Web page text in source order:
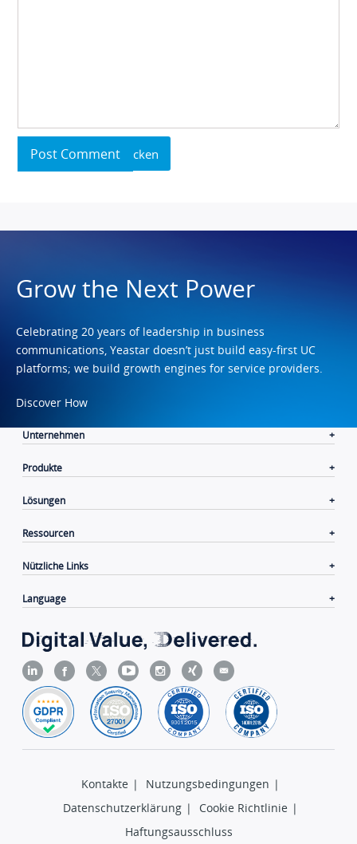
Post Comment
Grow the Next Power
Celebrating 20 years of leadership in business
communications, Yeastar doesn’t just build easy-first UC
platforms; we build growth engines for service providers.
Discover How
Unternehmen
Produkte
Lösungen
Ressourcen
Nützliche Links
Language
Kontakte | Nutzungsbedingungen |
Datenschutzerklärung | Cookie Richtlinie |
Haftungsausschluss